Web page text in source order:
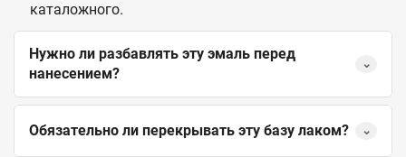
каталожного.
Нужно ли разбавлять эту эмаль перед
нанесением?
⌄
Обязательно ли перекрывать эту базу лаком? ⌄